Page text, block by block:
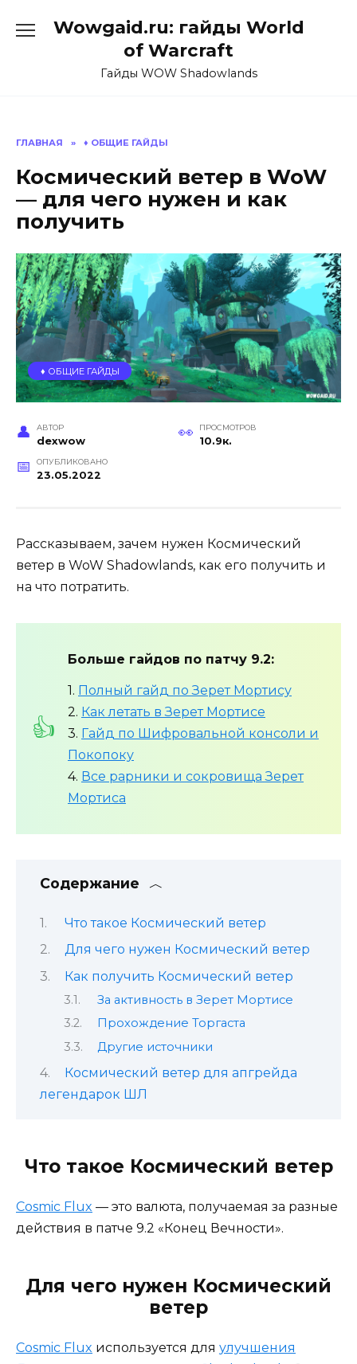
Wowgaid.ru: гайды World
of Warcraft
Гайды WOW Shadowlands
ГЛАВНАЯ » ♦️ ОБЩИЕ ГАЙДЫ
Космический ветер в WoW
— для чего нужен и как
получить
♦️ ОБЩИЕ ГАЙДЫ
АВТОР
dexwow
ПРОСМОТРОВ
10.9к.
ОПУБЛИКОВАНО
23.05.2022
Рассказываем, зачем нужен Космический
ветер в WoW Shadowlands, как его получить и
на что потратить.
Больше гайдов по патчу 9.2:
1. Полный гайд по Зерет Мортису
2. Как летать в Зерет Мортисе
3. Гайд по Шифровальной консоли и
Покопоку
4. Все рарники и сокровища Зерет
Мортиса
Содержание
Что такое Космический ветер
Для чего нужен Космический ветер
Как получить Космический ветер
За активность в Зерет Мортисе
Прохождение Торгаста
Другие источники
Космический ветер для апгрейда
легендарок ШЛ
Что такое Космический ветер
Cosmic Flux — это валюта, получаемая за разные
действия в патче 9.2 «Конец Вечности».
Для чего нужен Космический
ветер
Cosmic Flux используется для улучшения